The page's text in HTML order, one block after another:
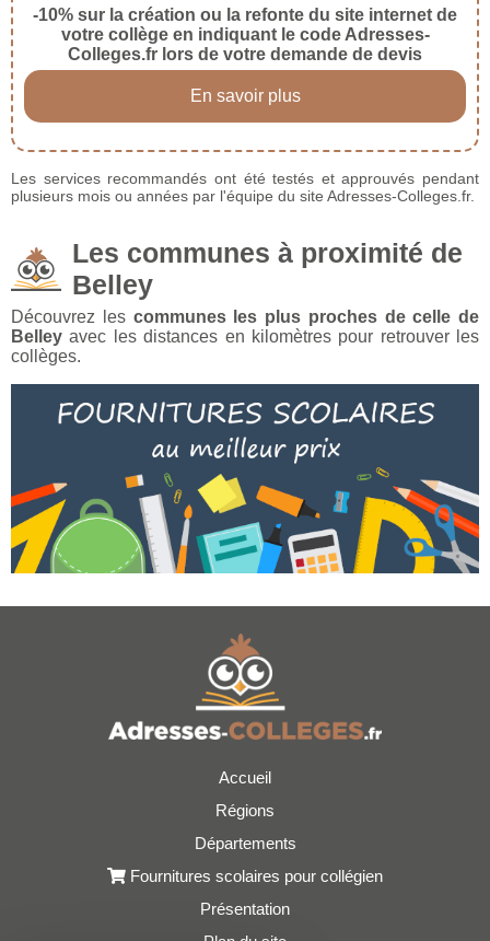
-10% sur la création ou la refonte du site internet de
votre collège en indiquant le code Adresses-
Colleges.fr lors de votre demande de devis
En savoir plus
Les services recommandés ont été testés et approuvés pendant
plusieurs mois ou années par l'équipe du site Adresses-Colleges.fr.
Les communes à proximité de
Belley
Découvrez les communes les plus proches de celle de
Belley avec les distances en kilomètres pour retrouver les
collèges.
Accueil
Régions
Départements
Fournitures scolaires pour collégien
Présentation